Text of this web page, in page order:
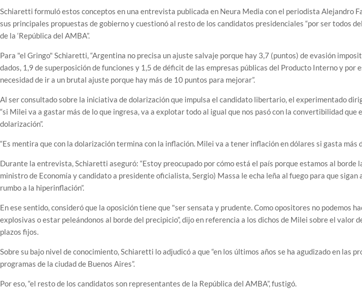
Schiaretti formuló estos conceptos en una entrevista publicada en Neura Media con el periodista Alejandro
sus principales propuestas de gobierno y cuestionó al resto de los candidatos presidenciales “por ser todos
de la ‘República del AMBA”.
Para "el Gringo" Schiaretti, “Argentina no precisa un ajuste salvaje porque hay 3,7 (puntos) de evasión
dados, 1,9 de superposición de funciones y 1,5 de déficit de las empresas públicas del Producto Interno y por
necesidad de ir a un brutal ajuste porque hay más de 10 puntos para mejorar”.
Al ser consultado sobre la iniciativa de dolarización que impulsa el candidato libertario, el experimentado
“si Milei va a gastar más de lo que ingresa, va a explotar todo al igual que nos pasó con la convertibilidad que
dolarización”.
“Es mentira que con la dolarización termina con la inflación. Milei va a tener inflación en dólares si gasta más
Durante la entrevista, Schiaretti aseguró: “Estoy preocupado por cómo está el país porque estamos al borde
ministro de Economía y candidato a presidente oficialista, Sergio) Massa le echa leña al fuego para que sigan
rumbo a la hiperinflación”.
En ese sentido, consideró que la oposición tiene que "ser sensata y prudente. Como opositores no podemos
explosivas o estar peleándonos al borde del precipicio”, dijo en referencia a los dichos de Milei sobre el valor
plazos fijos.
Sobre su bajo nivel de conocimiento, Schiaretti lo adjudicó a que “en los últimos años se ha agudizado en las
programas de la ciudad de Buenos Aires”.
Por eso, “el resto de los candidatos son representantes de la República del AMBA”, fustigó.